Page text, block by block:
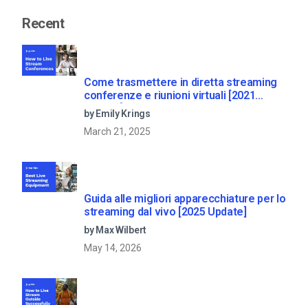
Recent
Come trasmettere in diretta streaming
conferenze e riunioni virtuali [2021
Update]
by Emily Krings
March 21, 2025
Guida alle migliori apparecchiature per lo
streaming dal vivo [2025 Update]
by Max Wilbert
May 14, 2026